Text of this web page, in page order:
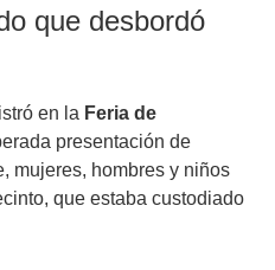
que desbordó
en la Feria de
presentación de
mujeres, hombres y niños
que estaba custodiado